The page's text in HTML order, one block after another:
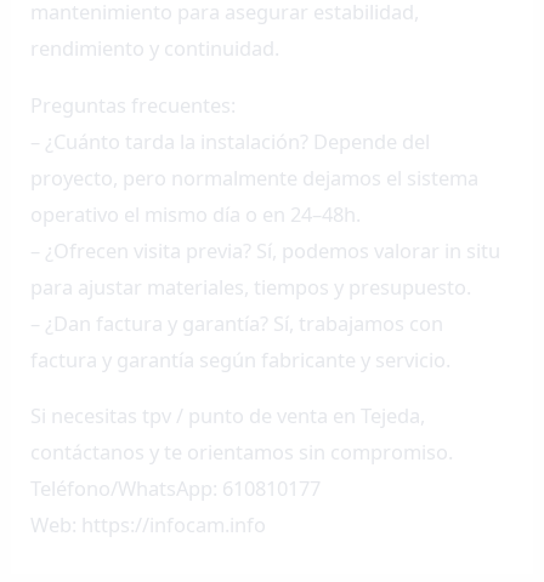
mantenimiento para asegurar estabilidad,
rendimiento y continuidad.
Preguntas frecuentes:
– ¿Cuánto tarda la instalación? Depende del
proyecto, pero normalmente dejamos el sistema
operativo el mismo día o en 24–48h.
– ¿Ofrecen visita previa? Sí, podemos valorar in situ
para ajustar materiales, tiempos y presupuesto.
– ¿Dan factura y garantía? Sí, trabajamos con
factura y garantía según fabricante y servicio.
Si necesitas tpv / punto de venta en Tejeda,
contáctanos y te orientamos sin compromiso.
Teléfono/WhatsApp: 610810177
Web: https://infocam.info